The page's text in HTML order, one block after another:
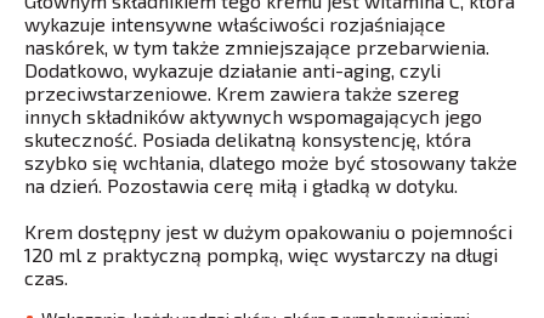
wykazuje intensywne właściwości rozjaśniające
naskórek, w tym także zmniejszające przebarwienia.
Dodatkowo, wykazuje działanie anti-aging, czyli
przeciwstarzeniowe. Krem zawiera także szereg
innych składników aktywnych wspomagających jego
skuteczność. Posiada delikatną konsystencję, która
szybko się wchłania, dlatego może być stosowany także
na dzień. Pozostawia cerę miłą i gładką w dotyku.
Krem dostępny jest w dużym opakowaniu o pojemności
120 ml z praktyczną pompką, więc wystarczy na długi
czas.